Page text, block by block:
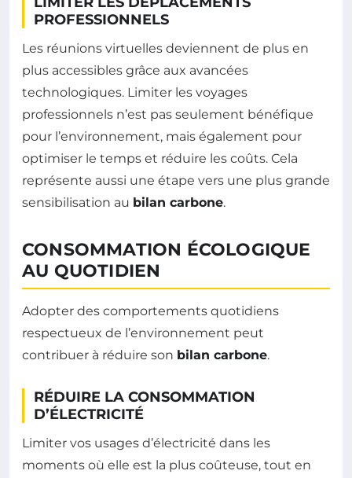
PROFESSIONNELS
Les réunions virtuelles deviennent de plus en
plus accessibles grâce aux avancées
technologiques. Limiter les voyages
professionnels n’est pas seulement bénéfique
pour l’environnement, mais également pour
optimiser le temps et réduire les coûts. Cela
représente aussi une étape vers une plus grande
sensibilisation au bilan carbone.
CONSOMMATION ÉCOLOGIQUE
AU QUOTIDIEN
Adopter des comportements quotidiens
respectueux de l’environnement peut
contribuer à réduire son bilan carbone.
RÉDUIRE LA CONSOMMATION
D’ÉLECTRICITÉ
Limiter vos usages d’électricité dans les
moments où elle est la plus coûteuse, tout en